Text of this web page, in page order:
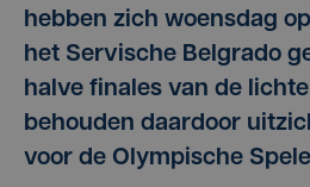
hebben zich woensdag
het Servische Belgrado
halve finales van de
behouden daardoor
voor de Olympische